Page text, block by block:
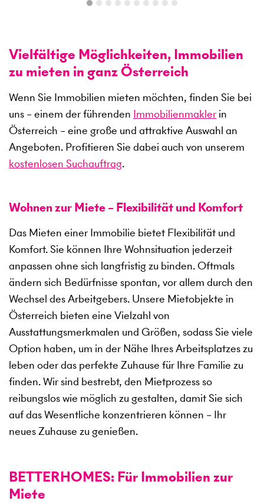
Vielfältige Möglichkeiten, Immobilien
zu mieten in ganz Österreich
Wenn Sie Immobilien mieten möchten, finden Sie bei
uns – einem der führenden Immobilienmakler in
Österreich – eine große und attraktive Auswahl an
Angeboten. Profitieren Sie dabei auch von unserem
kostenlosen Suchauftrag.
Wohnen zur Miete – Flexibilität und Komfort
Das Mieten einer Immobilie bietet Flexibilität und
Komfort. Sie können Ihre Wohnsituation jederzeit
anpassen ohne sich langfristig zu binden. Oftmals
ändern sich Bedürfnisse spontan, vor allem durch den
Wechsel des Arbeitgebers. Unsere Mietobjekte in
Österreich bieten eine Vielzahl von
Ausstattungsmerkmalen und Größen, sodass Sie viele
Option haben, um in der Nähe Ihres Arbeitsplatzes zu
leben oder das perfekte Zuhause für Ihre Familie zu
finden. Wir sind bestrebt, den Mietprozess so
reibungslos wie möglich zu gestalten, damit Sie sich
auf das Wesentliche konzentrieren können – Ihr
neues Zuhause zu genießen.
BETTERHOMES: Für Immobilien zur
Miete